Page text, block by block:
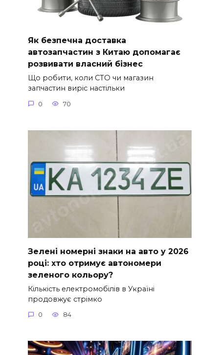
Як безпечна доставка
автозапчастин з Китаю допомагає
розвивати власний бізнес
Що робити, коли СТО чи магазин
запчастин виріс настільки
0 70
Зелені номерні знаки на авто у 2026
році: хто отримує автономери
зеленого кольору?
Кількість електромобілів в Україні
продовжує стрімко
0 84